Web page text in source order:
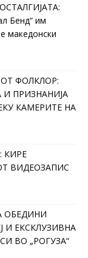
Бенд“ им
македонски
ФОЛКЛОР:
ПРИЗНАНИЈА
КАМЕРИТЕ НА
КИРЕ
ВИДЕОЗАПИС
ОБЕДИНИ
И ЕКСКЛУЗИВНА
ВО „РОГУЗА“